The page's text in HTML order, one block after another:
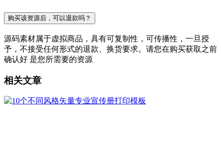
购买该资源后，可以退款吗？
源码素材属于虚拟商品，具有可复制性，可传播性，一旦授
予，不接受任何形式的退款、换货要求。请您在购买获取之前
确认好 是您所需要的资源
相关文章